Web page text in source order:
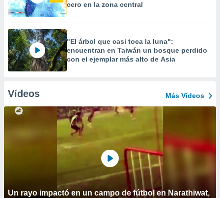
cero en la zona central
"El árbol que casi toca la luna":
encuentran en Taiwán un bosque perdido
con el ejemplar más alto de Asia
Vídeos Más Vídeos
Un rayo impactó en un campo de fútbol en Narathiwat,